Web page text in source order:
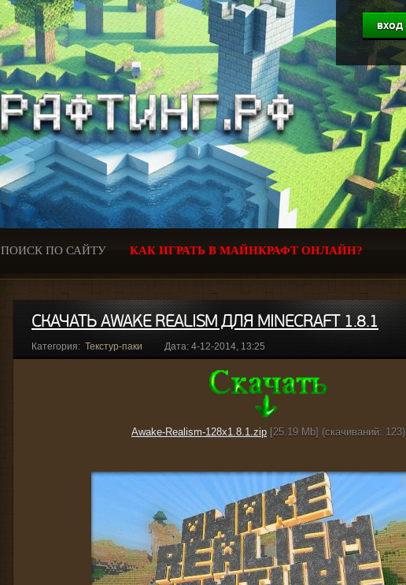
ВХОД
ПОИСК ПО САЙТУ КАК ИГРАТЬ В МАЙНКРАФТ ОНЛАЙН?
СКАЧАТЬ AWAKE REALISM ДЛЯ MINECRAFT 1.8.1
Категория: Текстур-паки Дата: 4-12-2014, 13:25
Awake-Realism-128x1.8.1.zip [25.19 Mb] (cкачиваний: 123)